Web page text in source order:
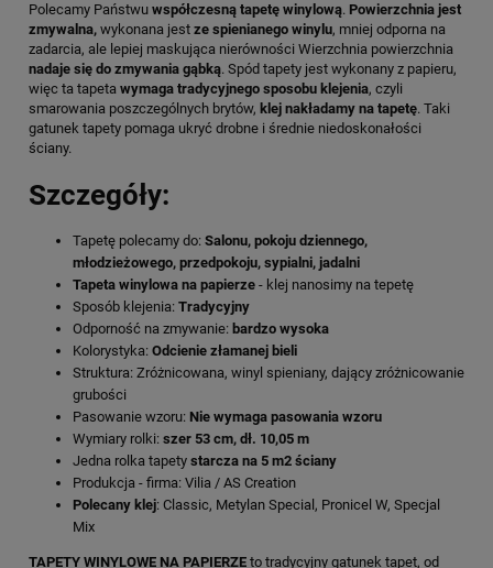
Polecamy Państwu współczesną tapetę winylową. Powierzchnia jest
zmywalna, wykonana jest ze spienianego winylu, mniej odporna na
zadarcia, ale lepiej maskująca nierówności Wierzchnia powierzchnia
nadaje się do zmywania gąbką. Spód tapety jest wykonany z papieru,
więc ta tapeta wymaga tradycyjnego sposobu klejenia, czyli
smarowania poszczególnych brytów, klej nakładamy na tapetę. Taki
gatunek tapety pomaga ukryć drobne i średnie niedoskonałości
ściany.
Szczegóły:
Tapetę polecamy do: Salonu, pokoju dziennego,
młodzieżowego, przedpokoju, sypialni, jadalni
Tapeta winylowa na papierze - klej nanosimy na tepetę
Sposób klejenia: Tradycyjny
Odporność na zmywanie: bardzo wysoka
Kolorystyka: Odcienie złamanej bieli
Struktura: Zróżnicowana, winyl spieniany, dający zróżnicowanie
grubości
Pasowanie wzoru: Nie wymaga pasowania wzoru
Wymiary rolki: szer 53 cm, dł. 10,05 m
Jedna rolka tapety starcza na 5 m2 ściany
Produkcja - firma: Vilia / AS Creation
Polecany klej: Classic, Metylan Special, Pronicel W, Specjal
Mix
TAPETY WINYLOWE NA PAPIERZE to tradycyjny gatunek tapet, od